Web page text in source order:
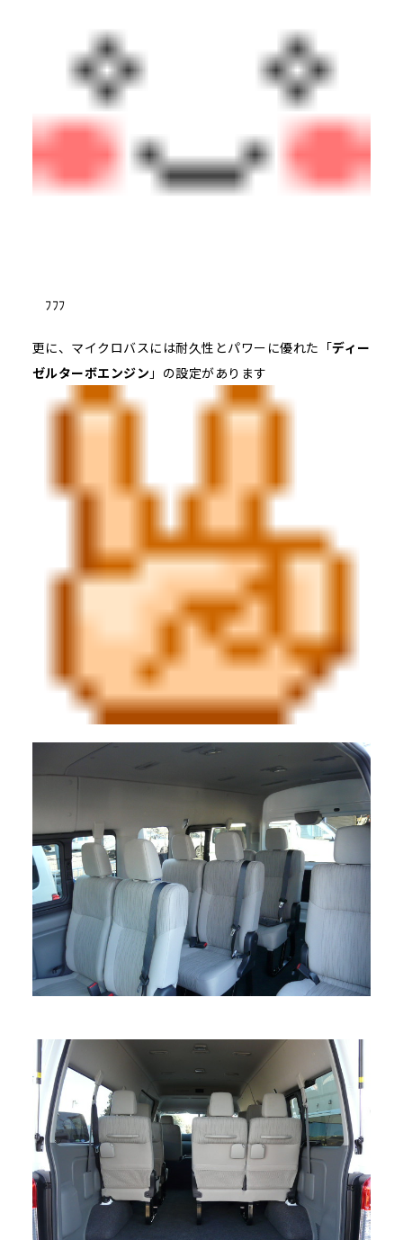
ﾌﾌﾌ
更に、マイクロバスには耐久性とパワーに優れた「ディー
ゼルターボエンジン 」の設定があります